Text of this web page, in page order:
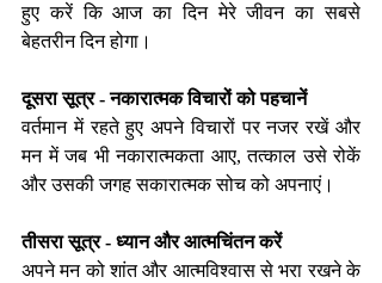
हुए करें कि आज का दिन मेरे जीवन का सबसे
बेहतरीन दिन होगा।
दूसरा सूत्र - नकारात्मक विचारों को पहचानें
वर्तमान में रहते हुए अपने विचारों पर नजर रखें और
मन में जब भी नकारात्मकता आए, तत्काल उसे रोकें
और उसकी जगह सकारात्मक सोच को अपनाएं।
तीसरा सूत्र - ध्यान और आत्मचिंतन करें
अपने मन को शांत और आत्मविश्वास से भरा रखने के